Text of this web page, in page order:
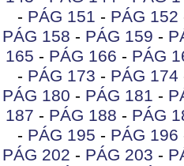
- PÁG 151 - PÁG 152
PÁG 158 - PÁG 159 -
165 - PÁG 166 - PÁG
- PÁG 173 - PÁG 174
PÁG 180 - PÁG 181 -
187 - PÁG 188 - PÁG
- PÁG 195 - PÁG 196
PÁG 202 - PÁG 203 -